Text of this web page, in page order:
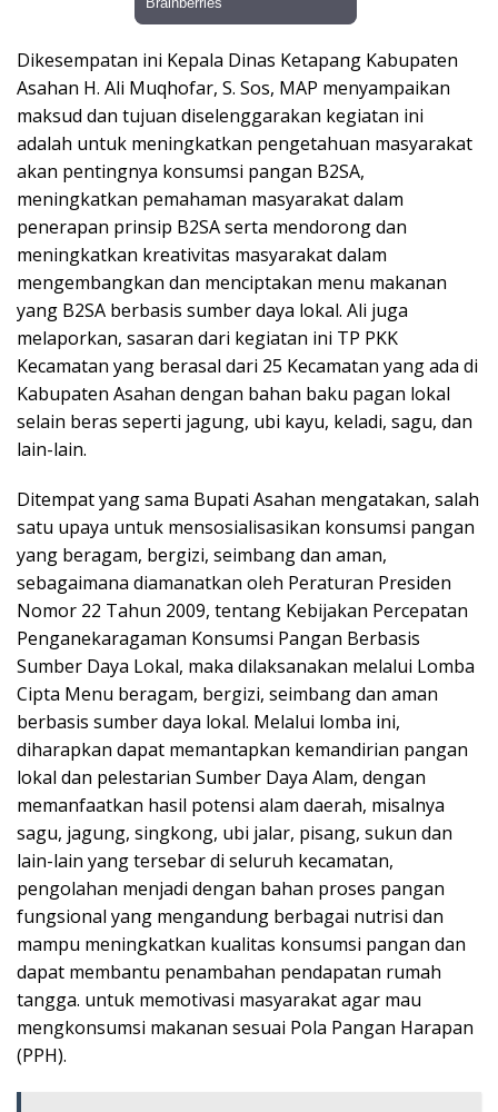
Dikesempatan ini Kepala Dinas Ketapang Kabupaten
Asahan H. Ali Muqhofar, S. Sos, MAP menyampaikan
maksud dan tujuan diselenggarakan kegiatan ini
adalah untuk meningkatkan pengetahuan masyarakat
akan pentingnya konsumsi pangan B2SA,
meningkatkan pemahaman masyarakat dalam
penerapan prinsip B2SA serta mendorong dan
meningkatkan kreativitas masyarakat dalam
mengembangkan dan menciptakan menu makanan
yang B2SA berbasis sumber daya lokal. Ali juga
melaporkan, sasaran dari kegiatan ini TP PKK
Kecamatan yang berasal dari 25 Kecamatan yang ada di
Kabupaten Asahan dengan bahan baku pagan lokal
selain beras seperti jagung, ubi kayu, keladi, sagu, dan
lain-lain.
Ditempat yang sama Bupati Asahan mengatakan, salah
satu upaya untuk mensosialisasikan konsumsi pangan
yang beragam, bergizi, seimbang dan aman,
sebagaimana diamanatkan oleh Peraturan Presiden
Nomor 22 Tahun 2009, tentang Kebijakan Percepatan
Penganekaragaman Konsumsi Pangan Berbasis
Sumber Daya Lokal, maka dilaksanakan melalui Lomba
Cipta Menu beragam, bergizi, seimbang dan aman
berbasis sumber daya lokal. Melalui lomba ini,
diharapkan dapat memantapkan kemandirian pangan
lokal dan pelestarian Sumber Daya Alam, dengan
memanfaatkan hasil potensi alam daerah, misalnya
sagu, jagung, singkong, ubi jalar, pisang, sukun dan
lain-lain yang tersebar di seluruh kecamatan,
pengolahan menjadi dengan bahan proses pangan
fungsional yang mengandung berbagai nutrisi dan
mampu meningkatkan kualitas konsumsi pangan dan
dapat membantu penambahan pendapatan rumah
tangga. untuk memotivasi masyarakat agar mau
mengkonsumsi makanan sesuai Pola Pangan Harapan
(PPH).